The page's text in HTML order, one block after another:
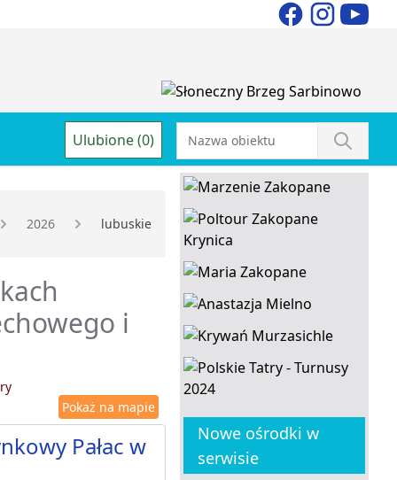
Ulubione (0)
2026 lubuskie
i
Pokaż na mapie
Pałac w
Nowe ośrodki w
serwisie